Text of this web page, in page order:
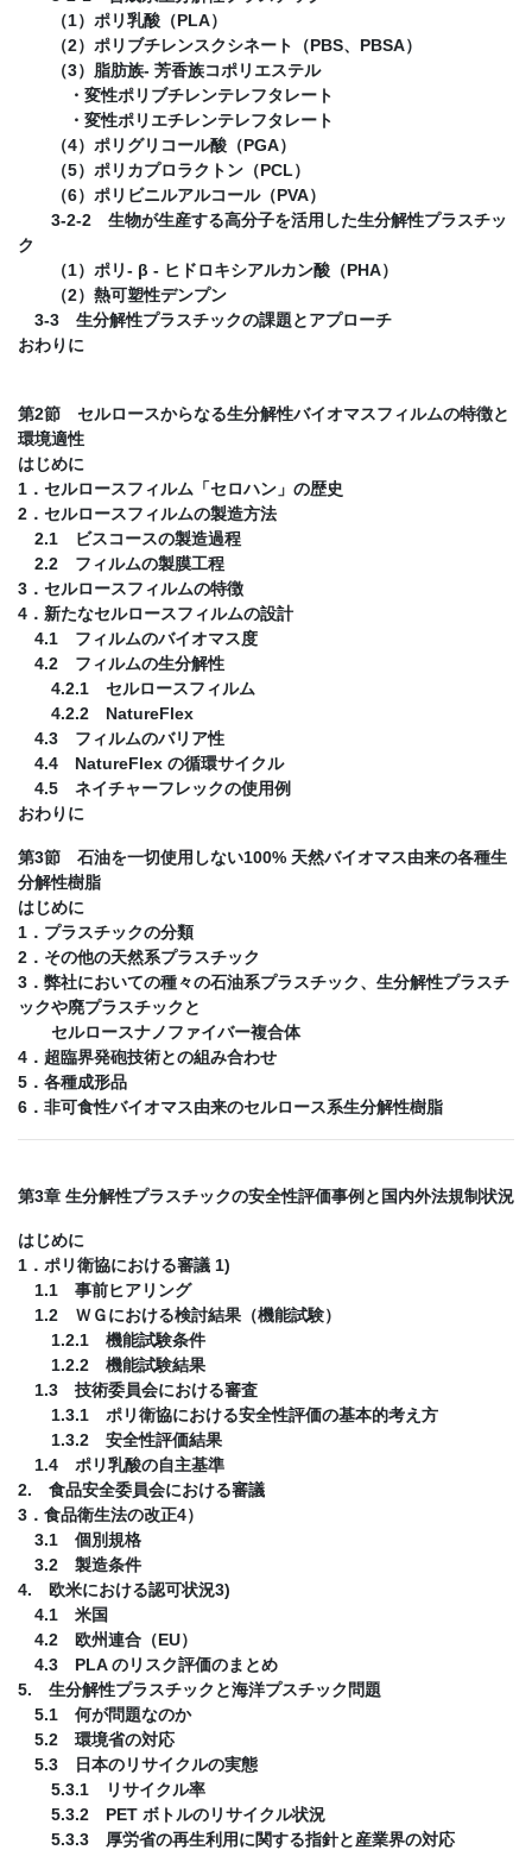
（1）ポリ乳酸（PLA）
（2）ポリブチレンスクシネート（PBS、PBSA）
（3）脂肪族- 芳香族コポリエステル
・変性ポリブチレンテレフタレート
・変性ポリエチレンテレフタレート
（4）ポリグリコール酸（PGA）
（5）ポリカプロラクトン（PCL）
（6）ポリビニルアルコール（PVA）
3-2-2 生物が生産する高分子を活用した生分解性プラスチッ
ク
（1）ポリ- β - ヒドロキシアルカン酸（PHA）
（2）熱可塑性デンプン
3-3 生分解性プラスチックの課題とアプローチ
おわりに
第2節 セルロースからなる生分解性バイオマスフィルムの特徴と
環境適性
はじめに
1．セルロースフィルム「セロハン」の歴史
2．セルロースフィルムの製造方法
2.1 ビスコースの製造過程
2.2 フィルムの製膜工程
3．セルロースフィルムの特徴
4．新たなセルロースフィルムの設計
4.1 フィルムのバイオマス度
4.2 フィルムの生分解性
4.2.1 セルロースフィルム
4.2.2 NatureFlex
4.3 フィルムのバリア性
4.4 NatureFlex の循環サイクル
4.5 ネイチャーフレックの使用例
おわりに
第3節 石油を一切使用しない100% 天然バイオマス由来の各種生
分解性樹脂
はじめに
1．プラスチックの分類
2．その他の天然系プラスチック
3．弊社においての種々の石油系プラスチック、生分解性プラスチ
ックや廃プラスチックと
セルロースナノファイバー複合体
4．超臨界発砲技術との組み合わせ
5．各種成形品
6．非可食性バイオマス由来のセルロース系生分解性樹脂
第3章 生分解性プラスチックの安全性評価事例と国内外法規制状況
はじめに
1．ポリ衛協における審議 1)
1.1 事前ヒアリング
1.2 ＷＧにおける検討結果（機能試験）
1.2.1 機能試験条件
1.2.2 機能試験結果
1.3 技術委員会における審査
1.3.1 ポリ衛協における安全性評価の基本的考え方
1.3.2 安全性評価結果
1.4 ポリ乳酸の自主基準
2. 食品安全委員会における審議
3．食品衛生法の改正4）
3.1 個別規格
3.2 製造条件
4. 欧米における認可状況3)
4.1 米国
4.2 欧州連合（EU）
4.3 PLA のリスク評価のまとめ
5. 生分解性プラスチックと海洋プスチック問題
5.1 何が問題なのか
5.2 環境省の対応
5.3 日本のリサイクルの実態
5.3.1 リサイクル率
5.3.2 PET ボトルのリサイクル状況
5.3.3 厚労省の再生利用に関する指針と産業界の対応